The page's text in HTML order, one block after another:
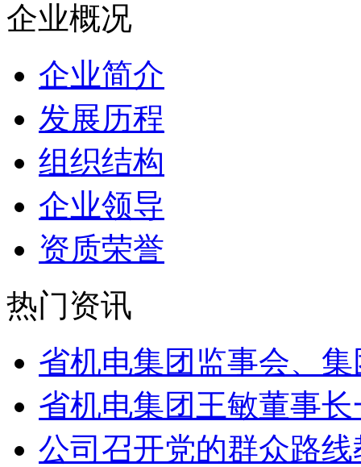
企业概况
企业简介
发展历程
组织结构
企业领导
资质荣誉
热门资讯
省机电集团监事会、
省机电集团王敏董事
公司召开党的群众路